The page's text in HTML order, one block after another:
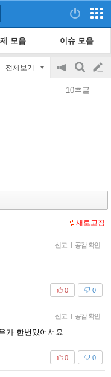
모음 이슈 모음
전체보기
공
지
on/off
검
색
글
쓰
10추글
새로고침
신고 | 공감 확인
0
0
신고 | 공감 확인
가 한번있어서요
0
0